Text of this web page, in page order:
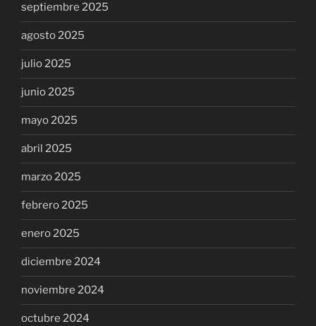
septiembre 2025
agosto 2025
julio 2025
junio 2025
mayo 2025
abril 2025
marzo 2025
febrero 2025
enero 2025
diciembre 2024
noviembre 2024
octubre 2024